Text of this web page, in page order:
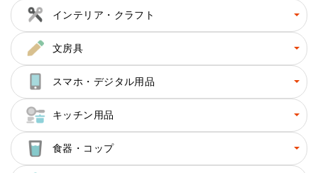
インテリア・クラフト
文房具
スマホ・デジタル用品
キッチン用品
食器・コップ